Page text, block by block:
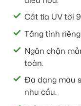
Cắt tia UV tới
Tăng tính
Ngăn chặn
toàn.
Đa dạng màu
nhu cầu.